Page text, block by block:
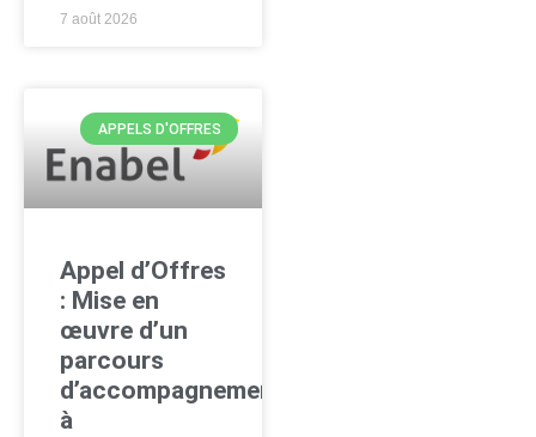
7 août 2026
APPELS D'OFFRES
Appel d’Offres
: Mise en
œuvre d’un
parcours
d’accompagnement
à